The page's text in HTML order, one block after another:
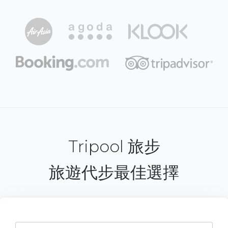
Tripool 旅步
旅遊代步最佳選擇